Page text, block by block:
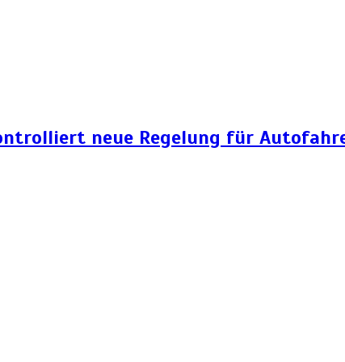
neue Regelung für